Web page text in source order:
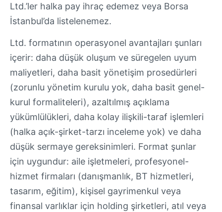
Ltd.’ler halka pay ihraç edemez veya Borsa
İstanbul’da listelenemez.
Ltd. formatının operasyonel avantajları şunları
içerir: daha düşük oluşum ve süregelen uyum
maliyetleri, daha basit yönetişim prosedürleri
(zorunlu yönetim kurulu yok, daha basit genel-
kurul formaliteleri), azaltılmış açıklama
yükümlülükleri, daha kolay ilişkili-taraf işlemleri
(halka açık-şirket-tarzı inceleme yok) ve daha
düşük sermaye gereksinimleri. Format şunlar
için uygundur: aile işletmeleri, profesyonel-
hizmet firmaları (danışmanlık, BT hizmetleri,
tasarım, eğitim), kişisel gayrimenkul veya
finansal varlıklar için holding şirketleri, atıl veya